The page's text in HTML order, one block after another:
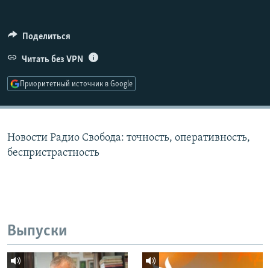
ПОДПИШИТЕСЬ НА РАССЫЛКУ
СОЦИАЛЬНЫЕ СЕТИ
Поделиться
Читать без VPN
Приоритетный источник в Google
Новости Радио Свобода: точность, оперативность,
беспристрастность
Выпуски